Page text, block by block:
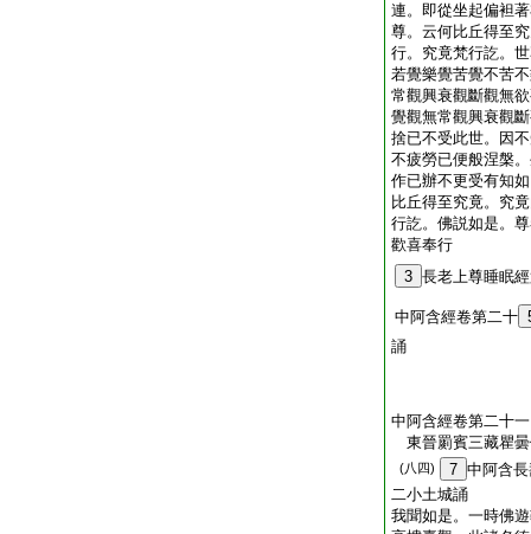
連。即從坐起偏袒
尊。云何比丘得至
行。究竟梵行訖。
若覺樂覺苦覺不苦
常觀興衰觀斷觀無
覺觀無常觀興衰觀
捨已不受此世。因
不疲勞已便般涅槃
作已辦不更受有知
比丘得至究竟。究
行訖。佛説如是。
歡喜奉行
3 長老上尊睡眠
中阿含經卷第二十
誦
中阿含經卷第二十一
東晉罽賓三藏瞿
(八四) 7 中阿含
二小土城誦
我聞如是。一時佛